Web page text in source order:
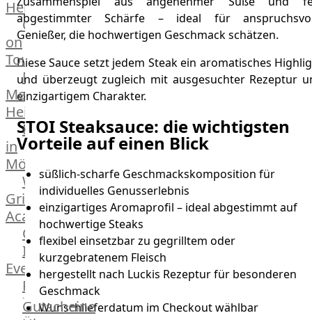
Grill
Nesmuk
Berkel
Dry
Aging
Schrank
Bücher
Poster
Heinsberg
OTTO
on
Tour
Männer
Metzger
Heinsberg
Markthalle
in
Mönchengladbach
Weber®
Grill
Academy
OTTO@Home
Individuelle
Events
Partner
Kalender
Gutscheine
abgestimmter Schärfe – ideal für
Genießer, die hochwertigen Geschmack schätzen.
Diese Sauce setzt jedem Steak ein aromatisches
und überzeugt zugleich mit ausgesuchter Rezeptur
einzigartigem Charakter.
STOI Steaksauce: die wichtigsten
Vorteile auf einen Blick
süßlich-scharfe Geschmackskomposition für
individuelles Genusserlebnis
einzigartiges Aromaprofil – ideal abgestimmt auf
hochwertige Steaks
flexibel einsetzbar zu gegrilltem oder
kurzgebratenem Fleisch
hergestellt nach Luckis Rezeptur für besonderen
Geschmack
Wunschlieferdatum im Checkout wählbar